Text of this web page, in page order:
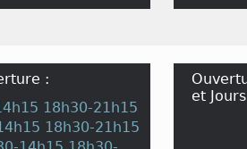
:
18h30-21h15
18h30-21h15
et